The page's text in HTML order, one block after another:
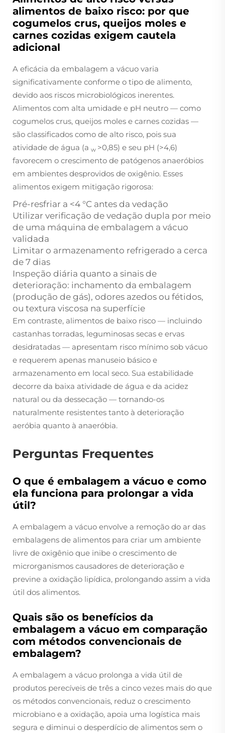
alimentos de baixo risco: por que
cogumelos crus, queijos moles e
carnes cozidas exigem cautela
adicional
A eficácia da embalagem a vácuo varia
significativamente conforme o tipo de alimento,
devido aos riscos microbiológicos inerentes.
Alimentos com alta umidade e pH neutro — como
cogumelos crus, queijos moles e carnes cozidas —
são classificados como de alto risco, pois sua
atividade de água (a w >0,85) e seu pH (>4,6)
favorecem o crescimento de patógenos anaeróbios
em ambientes desprovidos de oxigênio. Esses
alimentos exigem mitigação rigorosa:
Pré-resfriar a <4 °C antes da vedação
Utilizar verificação de vedação dupla por meio
de uma máquina de embalagem a vácuo
validada
Limitar o armazenamento refrigerado a cerca
de 7 dias
Inspeção diária quanto a sinais de
deterioração: inchamento da embalagem
(produção de gás), odores azedos ou fétidos,
ou textura viscosa na superfície
Em contraste, alimentos de baixo risco — incluindo
castanhas torradas, leguminosas secas e ervas
desidratadas — apresentam risco mínimo sob vácuo
e requerem apenas manuseio básico e
armazenamento em local seco. Sua estabilidade
decorre da baixa atividade de água e da acidez
natural ou da dessecação — tornando-os
naturalmente resistentes tanto à deterioração
aeróbia quanto à anaeróbia.
Perguntas Frequentes
O que é embalagem a vácuo e como
ela funciona para prolongar a vida
útil?
A embalagem a vácuo envolve a remoção do ar das
embalagens de alimentos para criar um ambiente
livre de oxigênio que inibe o crescimento de
microrganismos causadores de deterioração e
previne a oxidação lipídica, prolongando assim a vida
útil dos alimentos.
Quais são os benefícios da
embalagem a vácuo em comparação
com métodos convencionais de
embalagem?
A embalagem a vácuo prolonga a vida útil de
produtos perecíveis de três a cinco vezes mais do que
os métodos convencionais, reduz o crescimento
microbiano e a oxidação, apoia uma logística mais
segura e diminui o desperdício de alimentos sem o